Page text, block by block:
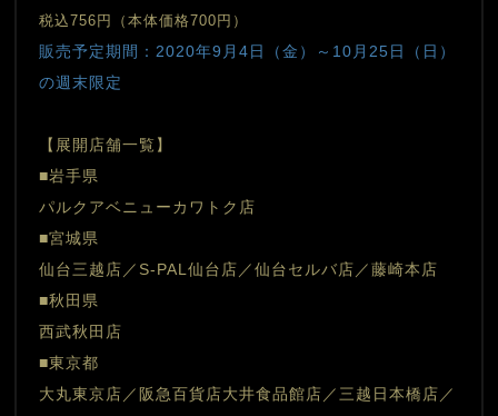
税込756円（本体価格700円）
販売予定期間：2020年9月4日（金）～10月25日（日）
の週末限定
【展開店舗一覧】
■岩手県
パルクアベニューカワトク店
■宮城県
仙台三越店／S-PAL仙台店／仙台セルバ店／藤崎本店
■秋田県
西武秋田店
■東京都
大丸東京店／阪急百貨店大井食品館店／三越日本橋店／